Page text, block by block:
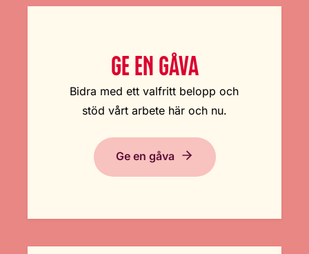
GE EN GÅVA
Bidra med ett valfritt belopp och
stöd vårt arbete här och nu.
Ge en gåva